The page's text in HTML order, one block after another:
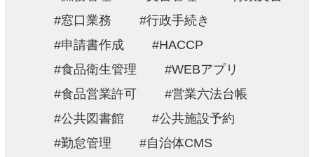
窓口業務
行政手続き
申請書作成
HACCP
食品衛生管理
WEBアプリ
食品営業許可
営業六法台帳
公共図書館
公共施設予約
勤怠管理
自治体CMS